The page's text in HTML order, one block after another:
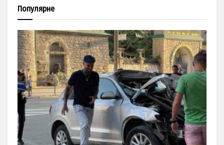
Популярне